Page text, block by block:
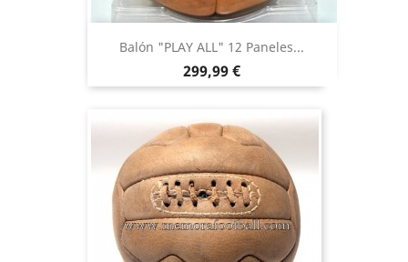
Balón "PLAY ALL" 12 Paneles...
Precio
299,99 €